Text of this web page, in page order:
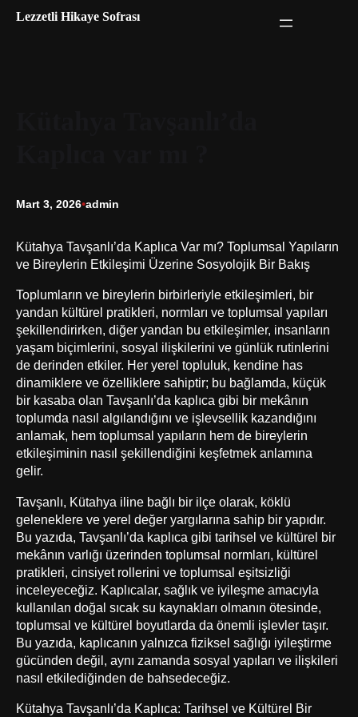
Lezzetli Hikaye Sofrası
Mart 3, 2026•admin
Kütahya Tavşanlı’da Kaplıca Var mı? Toplumsal Yapıların
ve Bireylerin Etkileşimi Üzerine Sosyolojik Bir Bakış
Toplumların ve bireylerin birbirleriyle etkileşimleri, bir
yandan kültürel pratikleri, normları ve toplumsal yapıları
şekillendirirken, diğer yandan bu etkileşimler, insanların
yaşam biçimlerini, sosyal ilişkilerini ve günlük rutinlerini
de derinden etkiler. Her yerel topluluk, kendine has
dinamiklere ve özelliklere sahiptir; bu bağlamda, küçük
bir kasaba olan Tavşanlı’da kaplıca gibi bir mekânın
toplumda nasıl algılandığını ve işlevsellik kazandığını
anlamak, hem toplumsal yapıların hem de bireylerin
etkileşiminin nasıl şekillendiğini keşfetmek anlamına
gelir.
Tavşanlı, Kütahya iline bağlı bir ilçe olarak, köklü
geleneklere ve yerel değer yargılarına sahip bir yapıdır.
Bu yazıda, Tavşanlı’da kaplıca gibi tarihsel ve kültürel bir
mekânın varlığı üzerinden toplumsal normları, kültürel
pratikleri, cinsiyet rollerini ve toplumsal eşitsizliği
inceleyeceğiz. Kaplıcalar, sağlık ve iyileşme amacıyla
kullanılan doğal sıcak su kaynakları olmanın ötesinde,
toplumsal ve kültürel boyutlarda da önemli işlevler taşır.
Bu yazıda, kaplıcanın yalnızca fiziksel sağlığı iyileştirme
gücünden değil, aynı zamanda sosyal yapıları ve ilişkileri
nasıl etkilediğinden de bahsedeceğiz.
Kütahya Tavşanlı’da Kaplıca: Tarihsel ve Kültürel Bir